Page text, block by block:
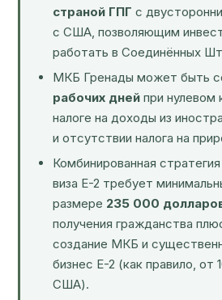
страной ГПГ с
с США, позволяющим
работать в Соединённых
МКБ Гренады может быть
рабочих дней при нулевом
налоге на доходы из
и отсутствии налога на
Комбинированная
виза E-2 требует
размере 235 000
получения гражданства
создание МКБ и
бизнес E-2 (как правило, от
США).